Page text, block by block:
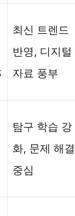
최신 트렌드
반영, 디지털
자료 풍부
탐구 학습 강
화, 문제 해결
중심